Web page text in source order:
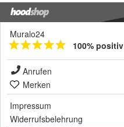
Muralo24
100% positiv
Anrufen
Merken
Impressum
Widerrufsbelehrung